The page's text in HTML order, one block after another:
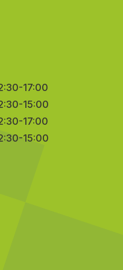
17:00
15:00
17:00
15:00